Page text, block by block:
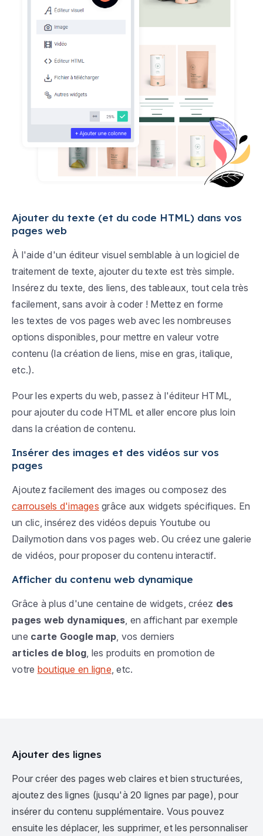
Ajouter du texte (et du code HTML) dans vos
pages web
À l'aide d'un éditeur visuel semblable à un logiciel de
traitement de texte, ajouter du texte est très simple.
Insérez du texte, des liens, des tableaux, tout cela très
facilement, sans avoir à coder ! Mettez en forme
les textes de vos pages web avec les nombreuses
options disponibles, pour mettre en valeur votre
contenu (la création de liens, mise en gras, italique,
etc.).
Pour les experts du web, passez à l'éditeur HTML,
pour ajouter du code HTML et aller encore plus loin
dans la création de contenu.
Insérer des images et des vidéos sur vos
pages
Ajoutez facilement des images ou composez des
carrousels d'images grâce aux widgets spécifiques. En
un clic, insérez des vidéos depuis Youtube ou
Dailymotion dans vos pages web. Ou créez une galerie
de vidéos, pour proposer du contenu interactif.
Afficher du contenu web dynamique
Grâce à plus d'une centaine de widgets, créez des
pages web dynamiques , en affichant par exemple
une carte Google map , vos derniers
articles de blog , les produits en promotion de
votre boutique en ligne , etc.
Ajouter des lignes
Pour créer des pages web claires et bien structurées,
ajoutez des lignes (jusqu'à 20 lignes par page), pour
insérer du contenu supplémentaire. Vous pouvez
ensuite les déplacer, les supprimer, et les personnaliser